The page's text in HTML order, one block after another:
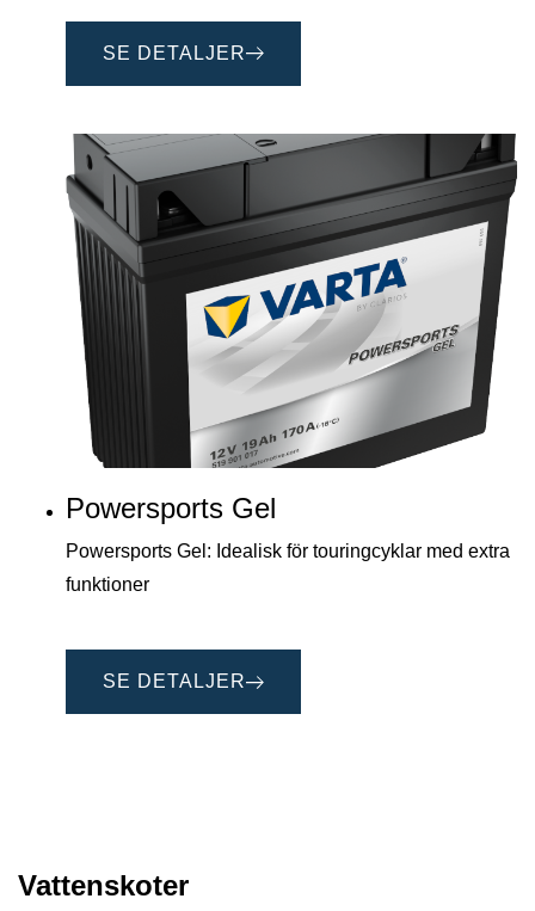
SE DETALJER
Powersports Gel
Powersports Gel: Idealisk för touringcyklar med extra
funktioner
SE DETALJER
Vattenskoter